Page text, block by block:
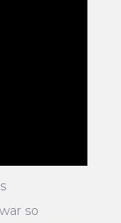
so